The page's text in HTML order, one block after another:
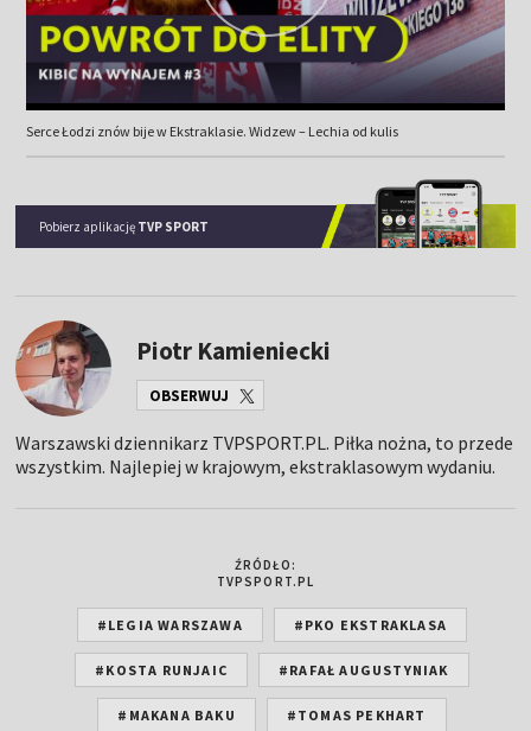
Serce Łodzi znów bije w Ekstraklasie. Widzew – Lechia od kulis
Pobierz aplikację TVP SPORT
Piotr Kamieniecki
OBSERWUJ
Warszawski dziennikarz TVPSPORT.PL. Piłka nożna, to przede
wszystkim. Najlepiej w krajowym, ekstraklasowym wydaniu.
ŹRÓDŁO:
TVPSPORT.PL
#LEGIA WARSZAWA #PKO EKSTRAKLASA
#KOSTA RUNJAIC #RAFAŁ AUGUSTYNIAK
#MAKANA BAKU #TOMAS PEKHART